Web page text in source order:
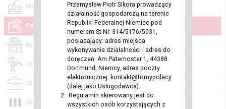
Przemysław Piotr Sikora prowadzący
działalność gospodarczą na terenie
Republiki Federalnej Niemiec pod
numerem St-Nr. 314/5176/5031,
posiadający: adres miejsca
wykonywania działalności i adres do
doręczeń: Am Paternoster 1, 44388
Dortmund, Niemcy, adres poczty
elektronicznej: kontakt@tomypolacy.
(dalej jako Usługodawca).
Regulamin skierowany jest do
wszystkich osób korzystających z
MURARZ (0)
Posadzkarz (0)
Rzeznik (0)
DEKARZ (0)
Oferty pracy (0)
Sklepy (0)